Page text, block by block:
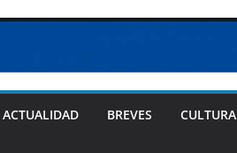
ACTUALIDAD BREVES CULTURA